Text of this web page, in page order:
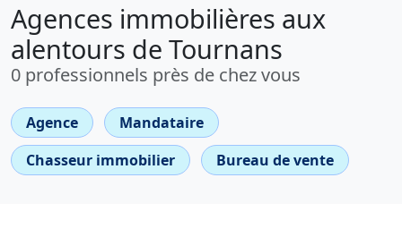
Agences immobilières aux
alentours de Tournans
0 professionnels près de chez vous
Agence
Mandataire
Chasseur immobilier
Bureau de vente